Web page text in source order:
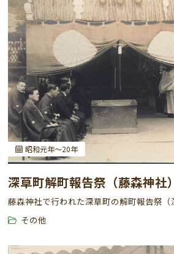
昭和元年～20年
深草町解町報告祭（藤森神社）
藤森神社で行われた深草町の解町報告祭（
その他